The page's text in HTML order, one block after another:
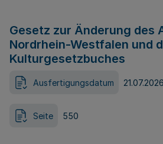
Gesetz zur Änderung des
Nordrhein-Westfalen und
Kulturgesetzbuches
Ausfertigungsdatum 21.07.2026
Seite 550